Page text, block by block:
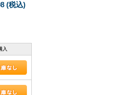
(税込)
入